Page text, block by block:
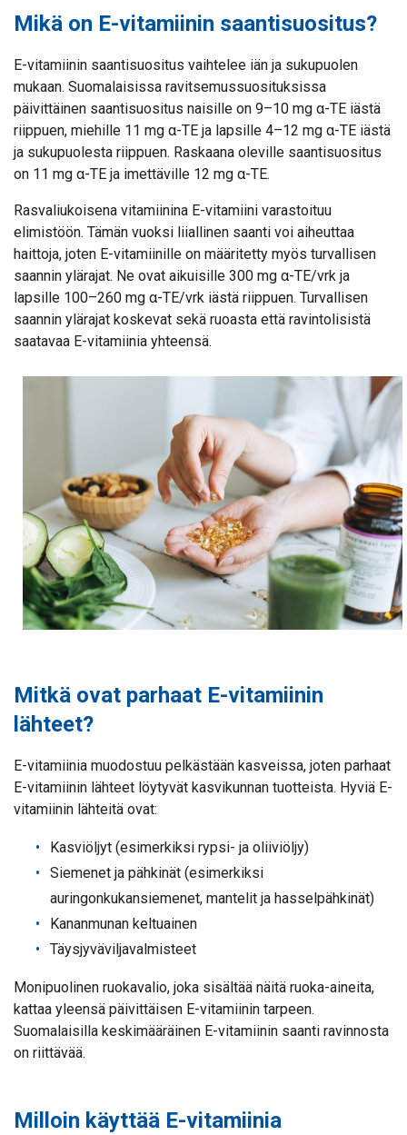
Mikä on E-vitamiinin saantisuositus?
E-vitamiinin saantisuositus vaihtelee iän ja sukupuolen
mukaan. Suomalaisissa ravitsemussuosituksissa
päivittäinen saantisuositus naisille on 9–10 mg α-TE iästä
riippuen, miehille 11 mg α-TE ja lapsille 4–12 mg α-TE iästä
ja sukupuolesta riippuen. Raskaana oleville saantisuositus
on 11 mg α-TE ja imettäville 12 mg α-TE.
Rasvaliukoisena vitamiinina E-vitamiini varastoituu
elimistöön. Tämän vuoksi liiallinen saanti voi aiheuttaa
haittoja, joten E-vitamiinille on määritetty myös turvallisen
saannin ylärajat. Ne ovat aikuisille 300 mg α-TE/vrk ja
lapsille 100–260 mg α-TE/vrk iästä riippuen. Turvallisen
saannin ylärajat koskevat sekä ruoasta että ravintolisistä
saatavaa E-vitamiinia yhteensä.
Mitkä ovat parhaat E-vitamiinin
lähteet?
E-vitamiinia muodostuu pelkästään kasveissa, joten parhaat
E-vitamiinin lähteet löytyvät kasvikunnan tuotteista. Hyviä E-
vitamiinin lähteitä ovat:
Kasviöljyt (esimerkiksi rypsi- ja oliiviöljy)
Siemenet ja pähkinät (esimerkiksi
auringonkukansiemenet, mantelit ja hasselpähkinät)
Kananmunan keltuainen
Täysjyväviljavalmisteet
Monipuolinen ruokavalio, joka sisältää näitä ruoka-aineita,
kattaa yleensä päivittäisen E-vitamiinin tarpeen.
Suomalaisilla keskimääräinen E-vitamiinin saanti ravinnosta
on riittävää.
Milloin käyttää E-vitamiinia